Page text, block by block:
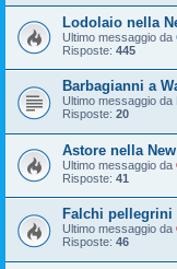
Lodolaio nella
Ultimo messaggio da
Risposte: 445
Barbagianni a
Ultimo messaggio da
Risposte: 20
Astore nella
Ultimo messaggio da
Risposte: 41
Falchi pellegrini
Ultimo messaggio da
Risposte: 46